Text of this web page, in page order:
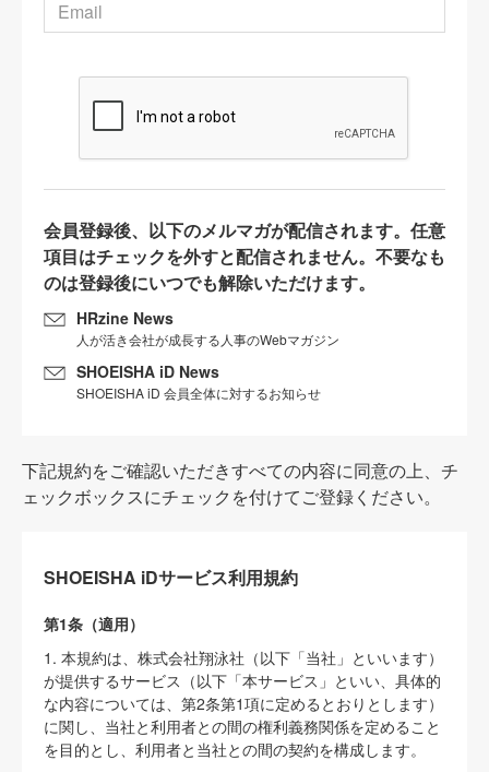
会員登録後、以下のメルマガが配信されます。任意
項目はチェックを外すと配信されません。不要なも
のは登録後にいつでも解除いただけます。
HRzine News
人が活き会社が成長する人事のWebマガジン
SHOEISHA iD News
SHOEISHA iD 会員全体に対するお知らせ
下記規約をご確認いただきすべての内容に同意の上、チ
ェックボックスにチェックを付けてご登録ください。
SHOEISHA iDサービス利用規約
第1条（適用）
1. 本規約は、株式会社翔泳社（以下「当社」といいます）
が提供するサービス（以下「本サービス」といい、具体的
な内容については、第2条第1項に定めるとおりとします）
に関し、当社と利用者との間の権利義務関係を定めること
を目的とし、利用者と当社との間の契約を構成します。